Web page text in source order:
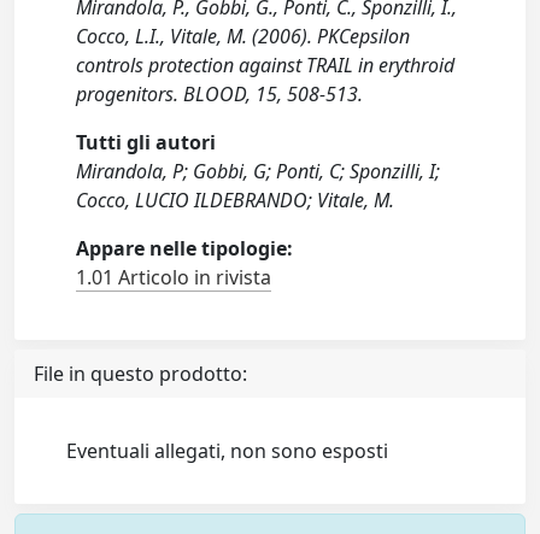
Mirandola, P., Gobbi, G., Ponti, C., Sponzilli, I.,
Cocco, L.I., Vitale, M. (2006). PKCepsilon
controls protection against TRAIL in erythroid
progenitors. BLOOD, 15, 508-513.
Tutti gli autori
Mirandola, P; Gobbi, G; Ponti, C; Sponzilli, I;
Cocco, LUCIO ILDEBRANDO; Vitale, M.
Appare nelle tipologie:
1.01 Articolo in rivista
File in questo prodotto:
Eventuali allegati, non sono esposti